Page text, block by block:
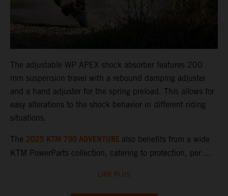
The adjustable WP APEX shock absorber features 200
mm suspension travel with a rebound damping adjuster
and a hand adjuster for the spring preload. This allows for
easy alterations to the shock behavior in different riding
situations.
The 2025 KTM 790 ADVENTURE also benefits from a wide
KTM PowerParts collection, catering to protection, per ...
LIRE PLUS